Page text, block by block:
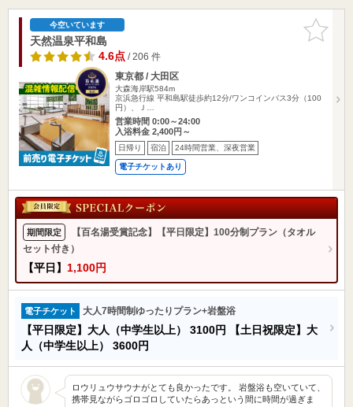
お気に入
りに追加
今空いています
天然温泉平和島
4.6点/ 206 件
東京都 / 大田区
大森海岸駅584m
京浜急行線 平和島駅徒歩約12分/ワンコインバス3分（100
円）、Ｊ…
営業時間 0:00～24:00
入浴料金 2,400円～
日帰り 宿泊 24時間営業、深夜営業
電子チケットあり
期間限定
【百名湯受賞記念】【平日限定】100分制プラン（タオル
セット付き）
【平日】 1,100円
電子チケット 大人7時間制ゆったりプラン+岩盤浴
【平日限定】大人（中学生以上） 3100円
【土日祝限定】大
人（中学生以上） 3600円
ロウリュウサウナがとても良かったです。 岩盤浴も空いていて、
携帯見ながらゴロゴロしていたらあっという間に時間が過ぎま